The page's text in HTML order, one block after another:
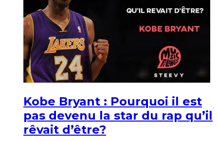
Kobe Bryant : Pourquoi il est
pas devenu la star du rap qu’il
rêvait d’être?